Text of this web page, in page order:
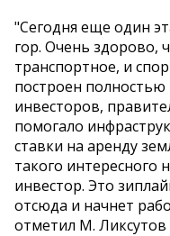
"Сегодня еще один
гор. Очень здорово,
транспортное, и
построен полностью
инвесторов,
помогало
ставки на аренду
такого интересного
инвестор. Это
отсюда и начнет
отметил М. Ликсутов